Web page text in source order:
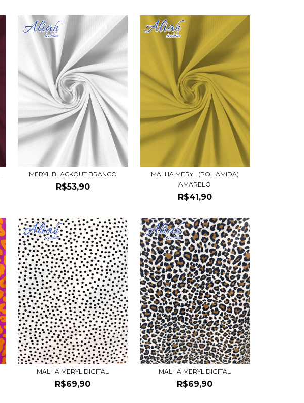
MERYL BLACKOUT BRANCO
R$53,90
MALHA MERYL (POLIAMIDA)
AMARELO
R$41,90
MALHA MERYL DIGITAL
R$69,90
MALHA MERYL DIGITAL
R$69,90